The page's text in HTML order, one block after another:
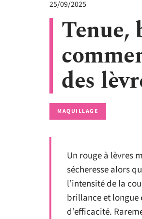
25/09/2025
Tenue,
des
MAQUILLAGE
Un rouge à lèvres
sécheresse alors
l’intensité de la
brillance et longue
d’efficacité.